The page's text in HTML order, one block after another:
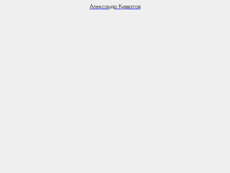
Александр Кувватов